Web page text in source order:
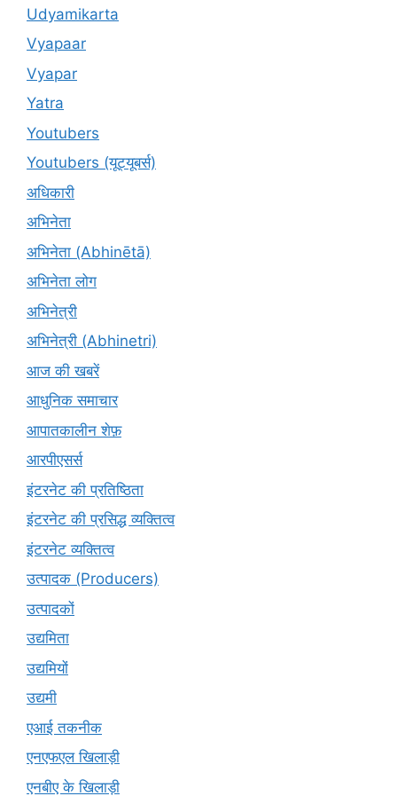
Udyamikarta
Vyapaar
Vyapar
Yatra
Youtubers
Youtubers (यूट्यूबर्स)
अधिकारी
अभिनेता
अभिनेता (Abhinētā)
अभिनेता लोग
अभिनेत्री
अभिनेत्री (Abhinetri)
आज की खबरें
आधुनिक समाचार
आपातकालीन शेफ़
आरपीएसर्स
इंटरनेट की प्रतिष्ठिता
इंटरनेट की प्रसिद्ध व्यक्तित्व
इंटरनेट व्यक्तित्व
उत्पादक (Producers)
उत्पादकों
उद्यमिता
उद्यमियों
उद्यमी
एआई तकनीक
एनएफएल खिलाड़ी
एनबीए के खिलाड़ी